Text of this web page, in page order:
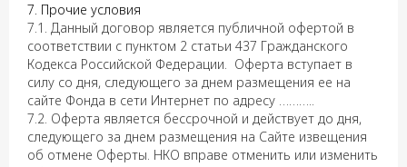
7. Прочие условия
7.1. Данный договор является публичной офертой в
соответствии с пунктом 2 статьи 437 Гражданского
Кодекса Российской Федерации. Оферта вступает в
силу со дня, следующего за днем размещения ее на
caйтe Фонда в сети Интернет по адресу ………..
7.2. Оферта является бессрочной и действует до дня,
следующего за днем размещения на Сайте извещения
об отмене Оферты. НКО вправе отменить или изменить